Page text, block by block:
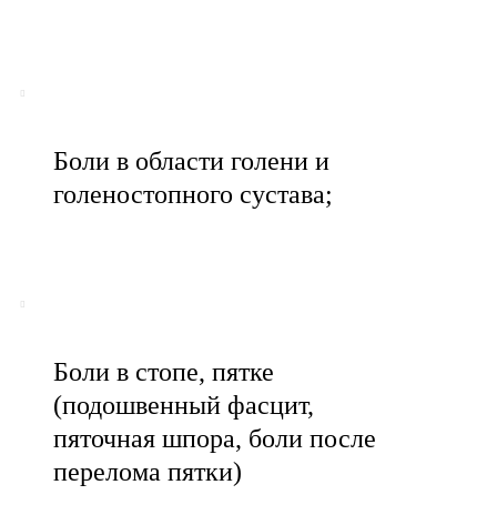
Боли в области голени и
голеностопного сустава;
Боли в стопе, пятке
(подошвенный фасцит,
пяточная шпора, боли после
перелома пятки)